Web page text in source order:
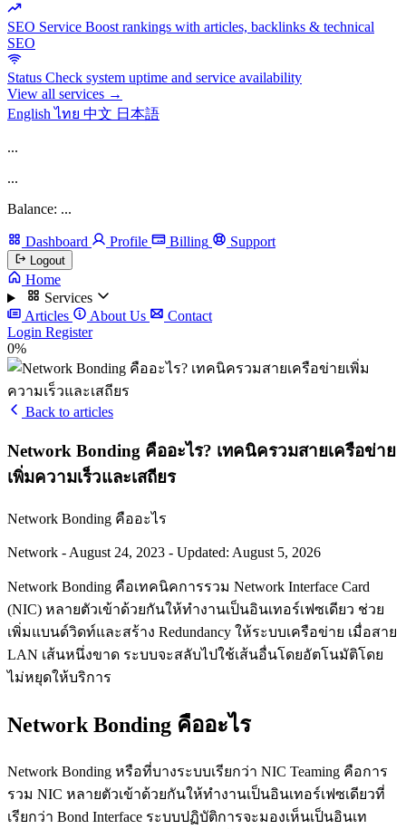
SEO Service Boost rankings with articles, backlinks & technical
SEO
Status Check system uptime and service availability
View all services →
Englishไทย 中文 日本語
...
...
Balance: ...
Dashboard Profile Billing Support
Logout
Home
Services
Articles
About Us
Contact
Login Register
0%
Back to articles
Network Bonding คืออะไร? เทคนิครวมสายเครือข่าย
เพิ่มความเร็วและเสถียร
Network Bonding คืออะไร
Network - August 24, 2023 - Updated: August 5, 2026
Network Bonding คือเทคนิคการรวม Network Interface Card
(NIC) หลายตัวเข้าด้วยกันให้ทำงานเป็นอินเทอร์เฟซเดียว ช่วย
เพิ่มแบนด์วิดท์และสร้าง Redundancy ให้ระบบเครือข่าย เมื่อสาย
LAN เส้นหนึ่งขาด ระบบจะสลับไปใช้เส้นอื่นโดยอัตโนมัติโดย
ไม่หยุดให้บริการ
Network Bonding คืออะไร
Network Bonding หรือที่บางระบบเรียกว่า NIC Teaming คือการ
รวม NIC หลายตัวเข้าด้วยกันให้ทำงานเป็นอินเทอร์เฟซเดียวที่
เรียกว่า Bond Interface ระบบปฏิบัติการจะมองเห็นเป็นอินเท